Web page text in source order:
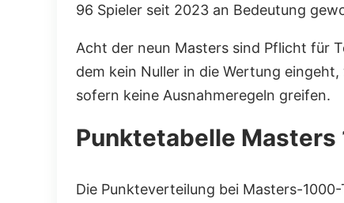
96 Spieler seit 2023 an Bedeutung
Acht der neun Masters sind Pflicht für
dem kein Nuller in die Wertung
sofern keine Ausnahmeregeln greifen.
Punktetabelle Masters
Die Punkteverteilung bei Masters-